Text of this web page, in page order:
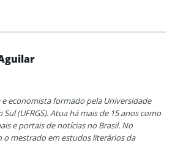
economista formado pela Universidade
(UFRGS). Atua há mais de 15 anos como
e portais de notícias no Brasil. No
mestrado em estudos literários da